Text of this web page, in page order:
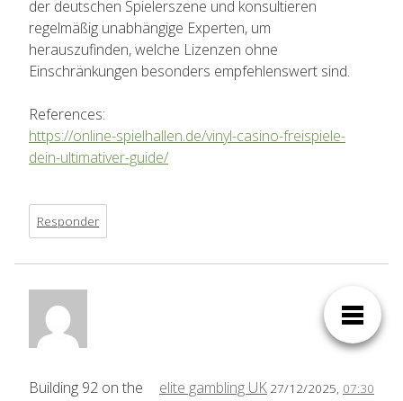
der deutschen Spielerszene und konsultieren
regelmäßig unabhängige Experten, um
herauszufinden, welche Lizenzen ohne
Einschränkungen besonders empfehlenswert sind.
References:
https://online-spielhallen.de/vinyl-casino-freispiele-
dein-ultimativer-guide/
Responder
elite gambling UK 27/12/2025, 07:30
Building 92 on the